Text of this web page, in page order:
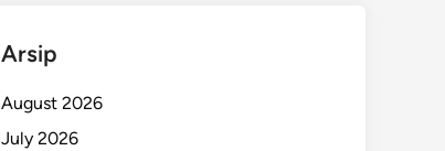
Arsip
August 2026
July 2026